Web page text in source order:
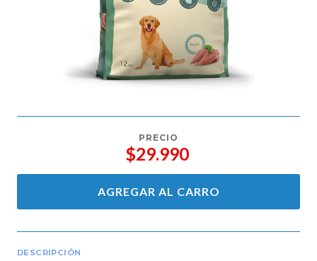
PRECIO
$29.990
AGREGAR AL CARRO
DESCRIPCIÓN